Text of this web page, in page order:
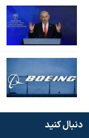
دنبال کنید